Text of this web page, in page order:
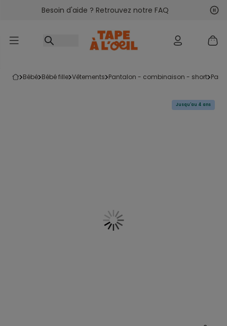
Accéder au contenu
Besoin d'aide ? Retrouvez notre FAQ
bébé bébé fille vêtements pantalon - combinaison - short
Jusqu'au 4 ans